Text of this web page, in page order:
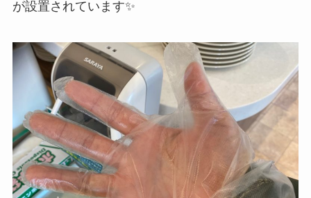
が設置されています✨